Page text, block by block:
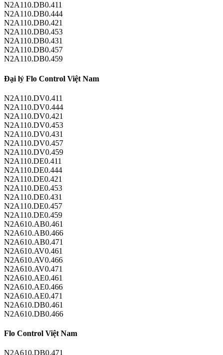
N2A110.DB0.411
N2A110.DB0.444
N2A110.DB0.421
N2A110.DB0.453
N2A110.DB0.431
N2A110.DB0.457
N2A110.DB0.459
Đại lý Flo Control Việt Nam
N2A110.DV0.411
N2A110.DV0.444
N2A110.DV0.421
N2A110.DV0.453
N2A110.DV0.431
N2A110.DV0.457
N2A110.DV0.459
N2A110.DE0.411
N2A110.DE0.444
N2A110.DE0.421
N2A110.DE0.453
N2A110.DE0.431
N2A110.DE0.457
N2A110.DE0.459
N2A610.AB0.461
N2A610.AB0.466
N2A610.AB0.471
N2A610.AV0.461
N2A610.AV0.466
N2A610.AV0.471
N2A610.AE0.461
N2A610.AE0.466
N2A610.AE0.471
N2A610.DB0.461
N2A610.DB0.466
Flo Control Việt Nam
N2A610.DB0.471